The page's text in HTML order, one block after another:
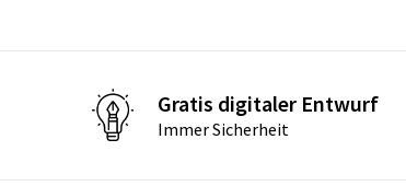
Gratis digitaler Entwurf
Immer Sicherheit